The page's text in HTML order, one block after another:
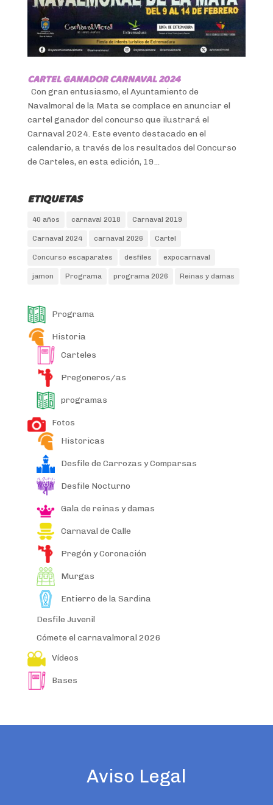
CARTEL GANADOR CARNAVAL 2024
Con gran entusiasmo, el Ayuntamiento de
Navalmoral de la Mata se complace en anunciar el
cartel ganador del concurso que ilustrará el
Carnaval 2024. Este evento destacado en el
calendario, a través de los resultados del Concurso
de Carteles, en esta edición, 19...
ETIQUETAS
40 años carnaval 2018 Carnaval 2019
Carnaval 2024 carnaval 2026 Cartel
Concurso escaparates desfiles expocarnaval
jamon Programa programa 2026 Reinas y damas
Programa
Historia
Carteles
Pregoneros/as
programas
Fotos
Historicas
Desfile de Carrozas y Comparsas
Desfile Nocturno
Gala de reinas y damas
Carnaval de Calle
Pregón y Coronación
Murgas
Entierro de la Sardina
Desfile Juvenil
Cómete el carnavalmoral 2026
Vídeos
Bases
Aviso Legal